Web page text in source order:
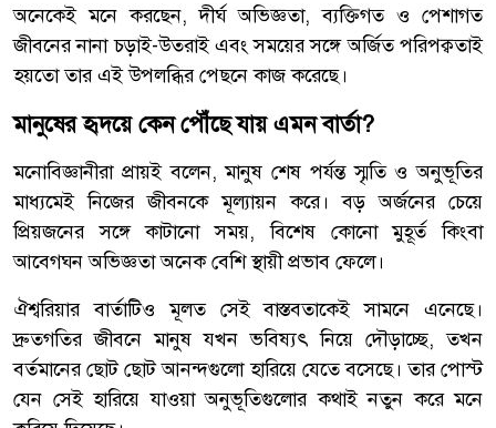
অনেকেই মনে করছেন, দীর্ঘ অভিজ্ঞতা, ব্যক্তিগত ও পেশাগত
জীবনের নানা চড়াই-উতরাই এবং সময়ের সঙ্গে অর্জিত পরিপক্বতাই
হয়তো তার এই উপলব্ধির পেছনে কাজ করেছে।
মানুষের হৃদয়ে কেন পৌঁছে যায় এমন বার্তা?
মনোবিজ্ঞানীরা প্রায়ই বলেন, মানুষ শেষ পর্যন্ত স্মৃতি ও অনুভূতির
মাধ্যমেই নিজের জীবনকে মূল্যায়ন করে। বড় অর্জনের চেয়ে
প্রিয়জনের সঙ্গে কাটানো সময়, বিশেষ কোনো মুহূর্ত কিংবা
আবেগঘন অভিজ্ঞতা অনেক বেশি স্থায়ী প্রভাব ফেলে।
ঐশ্বরিয়ার বার্তাটিও মূলত সেই বাস্তবতাকেই সামনে এনেছে।
দ্রুতগতির জীবনে মানুষ যখন ভবিষ্যৎ নিয়ে দৌড়াচ্ছে, তখন
বর্তমানের ছোট ছোট আনন্দগুলো হারিয়ে যেতে বসেছে। তার পোস্ট
যেন সেই হারিয়ে যাওয়া অনুভূতিগুলোর কথাই নতুন করে মনে